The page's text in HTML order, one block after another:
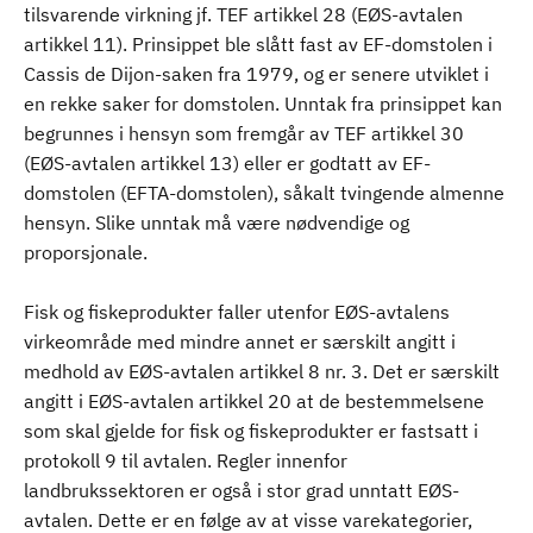
tilsvarende virkning jf. TEF artikkel 28 (EØS-avtalen
artikkel 11). Prinsippet ble slått fast av EF-domstolen i
Cassis de Dijon-saken fra 1979, og er senere utviklet i
en rekke saker for domstolen. Unntak fra prinsippet kan
begrunnes i hensyn som fremgår av TEF artikkel 30
(EØS-avtalen artikkel 13) eller er godtatt av EF-
domstolen (EFTA-domstolen), såkalt tvingende almenne
hensyn. Slike unntak må være nødvendige og
proporsjonale.
Fisk og fiskeprodukter faller utenfor EØS-avtalens
virkeområde med mindre annet er særskilt angitt i
medhold av EØS-avtalen artikkel 8 nr. 3. Det er særskilt
angitt i EØS-avtalen artikkel 20 at de bestemmelsene
som skal gjelde for fisk og fiskeprodukter er fastsatt i
protokoll 9 til avtalen. Regler innenfor
landbrukssektoren er også i stor grad unntatt EØS-
avtalen. Dette er en følge av at visse varekategorier,